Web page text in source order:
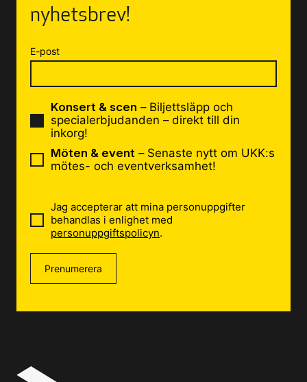
nyhetsbrev!
E-post
Konsert & scen – Biljettsläpp och
specialerbjudanden – direkt till din
inkorg!
Möten & event – Senaste nytt om UKK:s
mötes- och eventverksamhet!
Jag accepterar att mina personuppgifter
behandlas i enlighet med
personuppgiftspolicyn.
Prenumerera